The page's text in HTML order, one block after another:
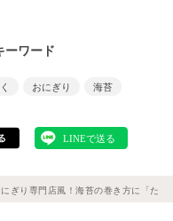
ーワード
おにぎり 海苔
にぎり専門店風！海苔の巻き方に「た